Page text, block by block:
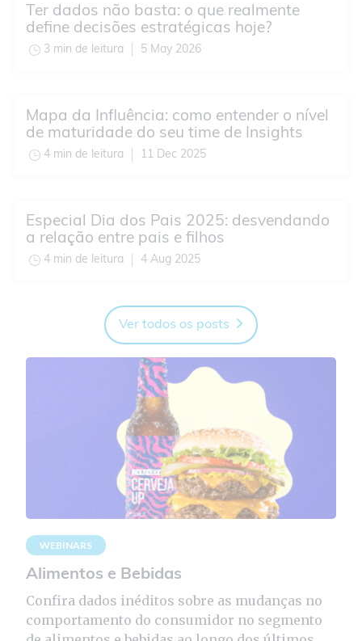
Ter dados não basta: o que realmente
define decisões estratégicas hoje?
3 min de leitura 5 May 2026
Mapa da Influência: como entender o nível
de maturidade do seu time de Insights
4 min de leitura 11 Dec 2025
Especial Dia dos Pais 2025: desvendando
a relação entre pais e filhos
4 min de leitura 4 Aug 2025
Ver todos os posts
WEBINARS
Alimentos e Bebidas
Confira dados inéditos sobre as mudanças no
comportamento do consumidor no segmento